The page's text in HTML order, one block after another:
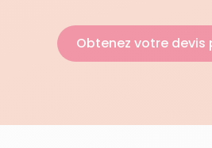
Obtenez votre devis